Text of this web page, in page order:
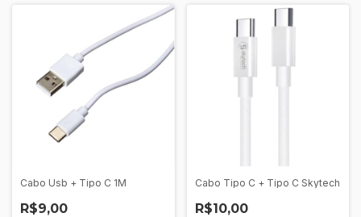
Cabo Usb + Tipo C 1M
R$9,00
Cabo Tipo C + Tipo C Skytech
R$10,00